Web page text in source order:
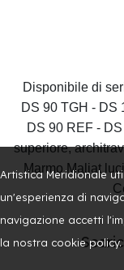
Artistica Meridionale
un'esperienza di
navigazione accetti
la nostra cookie
Disponibile di
DS 90 TGH - DS
DS 90 REF -
superiore,
Marmo Maljat